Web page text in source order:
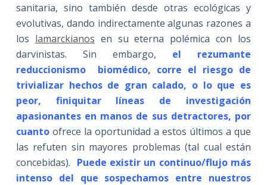
sanitaria, sino también desde otras ecológicas y
evolutivas, dando indirectamente algunas razones a
los lamarckianos en su eterna polémica con los
darvinistas. Sin embargo, el rezumante
reduccionismo biomédico, corre el riesgo de
trivializar hechos de gran calado, o lo que es
peor, finiquitar líneas de investigación
apasionantes en manos de sus detractores, por
cuanto ofrece la oportunidad a estos últimos a que
las refuten sin mayores problemas (tal cual están
concebidas). Puede existir un continuo/flujo más
intenso del que sospechamos entre nuestros